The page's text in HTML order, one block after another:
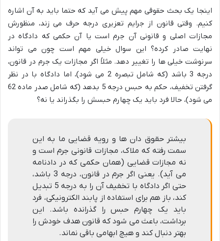
اینجا یک بحث حقوقی مهم پیش می آید که حتما باید به آن اشاره
کنیم. وقتی قانون از جرایم تعزیری درجه حرف می زند، منظورش
مجازات اصلی و قانونی آن جرم است یا آن حکمی که دادگاه در
نهایت صادر کرده؟ این سوال خیلی مهم است چون می تواند
سرنوشت خیلی ها را تغییر دهد. مثلاً اگر مجازات یک جرم در قانون،
درجه 3 باشد (که شامل تبصره 2 می شود)، اما دادگاه با در نظر
گرفتن تخفیف، حکم به حبس درجه 5 بدهد (که شامل صدر ماده 62
می شود)، حالا فرد باید یک چهارم حبسش را بگذراند یا نه؟
بیشتر حقوق دان ها و رویه قضایی ما به این
سمت رفته که ملاک، مجازات قانونی جرم است و
نه مجازات قضایی (همان حکمی که در دادنامه
می آید). یعنی اگر جرم در قانون، درجه 3 باشد،
حتی اگر دادگاه با تخفیف آن را به درجه 5 تبدیل
کند، باز هم برای استفاده از پابند الکترونیکی، فرد
باید یک چهارم حبس را گذرانده باشد. این
برداشت، باعث می شود که قانون هدف خودش را
بهتر دنبال کند و هیچ ابهامی باقی نماند.